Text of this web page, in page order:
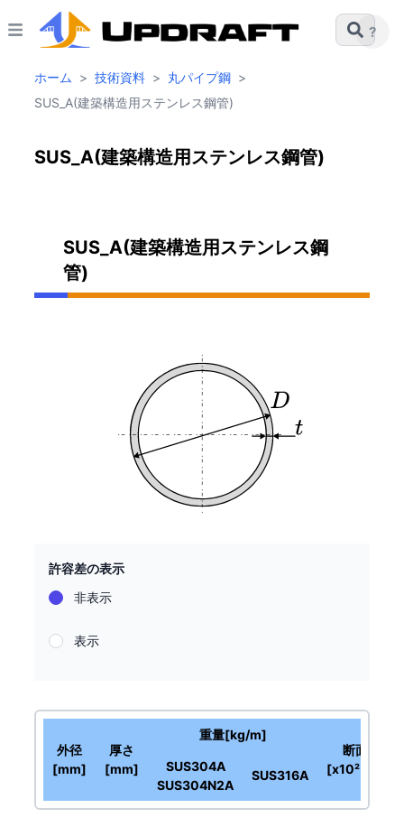
?
ホーム > 技術資料 > 丸パイプ鋼 >
SUS_A(建築構造用ステンレス鋼管)
SUS_A(建築構造用ステンレス鋼管)
SUS_A(建築構造用ステンレス鋼
管)
許容差の表示
非表示
表示
外径
[mm]
厚さ
[mm]
重量[kg/m]
断面積
[x10² mm²]
SUS304A
SUS304N2A
SUS316A